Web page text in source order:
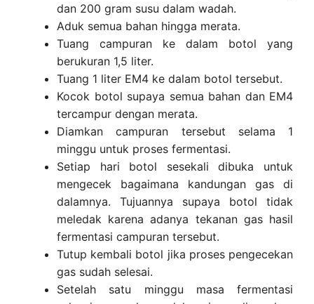
dan 200 gram susu dalam wadah.
Aduk semua bahan hingga merata.
Tuang campuran ke dalam botol yang
berukuran 1,5 liter.
Tuang 1 liter EM4 ke dalam botol tersebut.
Kocok botol supaya semua bahan dan EM4
tercampur dengan merata.
Diamkan campuran tersebut selama 1
minggu untuk proses fermentasi.
Setiap hari botol sesekali dibuka untuk
mengecek bagaimana kandungan gas di
dalamnya. Tujuannya supaya botol tidak
meledak karena adanya tekanan gas hasil
fermentasi campuran tersebut.
Tutup kembali botol jika proses pengecekan
gas sudah selesai.
Setelah satu minggu masa fermentasi